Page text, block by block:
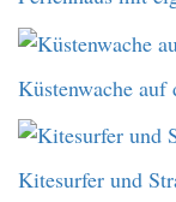
Küstenwache auf
Kitesurfer und